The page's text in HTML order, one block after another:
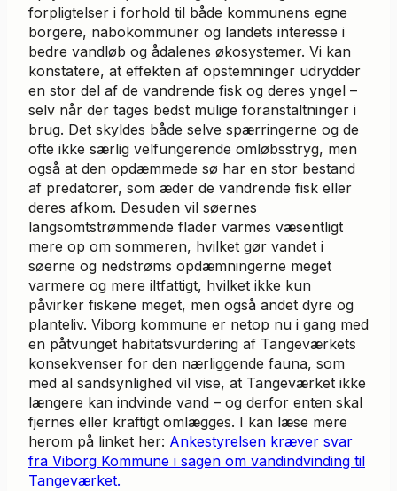
forpligtelser i forhold til både kommunens egne
borgere, nabokommuner og landets interesse i
bedre vandløb og ådalenes økosystemer. Vi kan
konstatere, at effekten af opstemninger udrydder
en stor del af de vandrende fisk og deres yngel –
selv når der tages bedst mulige foranstaltninger i
brug. Det skyldes både selve spærringerne og de
ofte ikke særlig velfungerende omløbsstryg, men
også at den opdæmmede sø har en stor bestand
af predatorer, som æder de vandrende fisk eller
deres afkom. Desuden vil søernes
langsomtstrømmende flader varmes væsentligt
mere op om sommeren, hvilket gør vandet i
søerne og nedstrøms opdæmningerne meget
varmere og mere iltfattigt, hvilket ikke kun
påvirker fiskene meget, men også andet dyre og
planteliv. Viborg kommune er netop nu i gang med
en påtvunget habitatsvurdering af Tangeværkets
konsekvenser for den nærliggende fauna, som
med al sandsynlighed vil vise, at Tangeværket ikke
længere kan indvinde vand – og derfor enten skal
fjernes eller kraftigt omlægges. I kan læse mere
herom på linket her: Ankestyrelsen kræver svar
fra Viborg Kommune i sagen om vandindvinding til
Tangeværket.